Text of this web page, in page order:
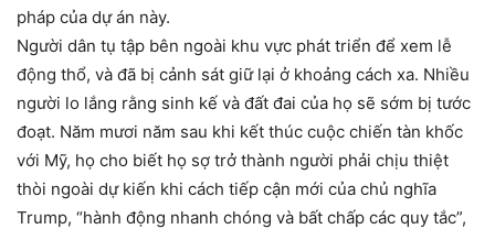
pháp của dự án này.
Người dân tụ tập bên ngoài khu vực phát triển để xem lễ
động thổ, và đã bị cảnh sát giữ lại ở khoảng cách xa. Nhiều
người lo lắng rằng sinh kế và đất đai của họ sẽ sớm bị tước
đoạt. Năm mươi năm sau khi kết thúc cuộc chiến tàn khốc
với Mỹ, họ cho biết họ sợ trở thành người phải chịu thiệt
thòi ngoài dự kiến khi cách tiếp cận mới của chủ nghĩa
Trump, “hành động nhanh chóng và bất chấp các quy tắc”,